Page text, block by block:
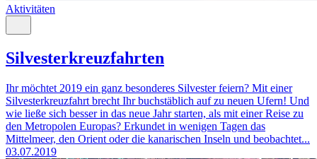
Aktivitäten
Silvesterkreuzfahrten
Ihr möchtet 2019 ein ganz besonderes Silvester feiern? Mit einer
Silvesterkreuzfahrt brecht Ihr buchstäblich auf zu neuen Ufern! Und
wie ließe sich besser in das neue Jahr starten, als mit einer Reise zu
den Metropolen Europas? Erkundet in wenigen Tagen das
Mittelmeer, den Orient oder die kanarischen Inseln und beobachtet...
03.07.2019